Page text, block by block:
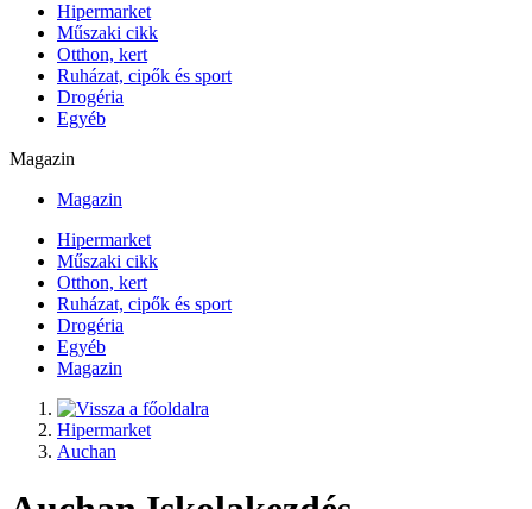
Hipermarket
Műszaki cikk
Otthon, kert
Ruházat, cipők és sport
Drogéria
Egyéb
Magazin
Magazin
Hipermarket
Műszaki cikk
Otthon, kert
Ruházat, cipők és sport
Drogéria
Egyéb
Magazin
Hipermarket
Auchan